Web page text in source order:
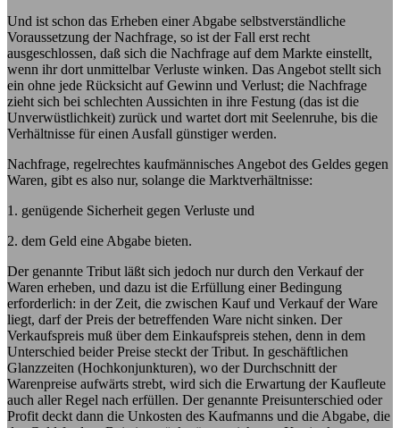
Und ist schon das Erheben einer Abgabe selbstverständliche
Voraussetzung der Nachfrage, so ist der Fall erst recht
ausgeschlossen, daß sich die Nachfrage auf dem Markte einstellt,
wenn ihr dort unmittelbar Verluste winken. Das Angebot stellt sich
ein ohne jede Rücksicht auf Gewinn und Verlust; die Nachfrage
zieht sich bei schlechten Aussichten in ihre Festung (das ist die
Unverwüstlichkeit) zurück und wartet dort mit Seelenruhe, bis die
Verhältnisse für einen Ausfall günstiger werden.
Nachfrage, regelrechtes kaufmännisches Angebot des Geldes gegen
Waren, gibt es also nur, solange die Marktverhältnisse:
1. genügende Sicherheit gegen Verluste und
2. dem Geld eine Abgabe bieten.
Der genannte Tribut läßt sich jedoch nur durch den Verkauf der
Waren erheben, und dazu ist die Erfüllung einer Bedingung
erforderlich: in der Zeit, die zwischen Kauf und Verkauf der Ware
liegt, darf der Preis der betreffenden Ware nicht sinken. Der
Verkaufspreis muß über dem Einkaufspreis stehen, denn in dem
Unterschied beider Preise steckt der Tribut. In geschäftlichen
Glanzzeiten (Hochkonjunkturen), wo der Durchschnitt der
Warenpreise aufwärts strebt, wird sich die Erwartung der Kaufleute
auch aller Regel nach erfüllen. Der genannte Preisunterschied oder
Profit deckt dann die Unkosten des Kaufmanns und die Abgabe, die